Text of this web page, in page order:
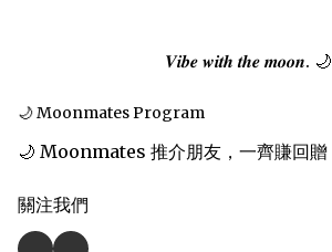
𝑽𝒊𝒃𝒆 𝒘𝒊𝒕𝒉 𝒕𝒉𝒆 𝒎𝒐𝒐𝒏. 🌙
🌙 Moonmates Program
🌙 Moonmates 推介朋友，一齊賺回贈
關注我們